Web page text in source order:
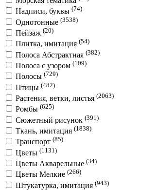
Надписи, буквы (74)
Однотонные (3538)
Пейзаж (20)
Плитка, имитация (54)
Полоса Абстрактная (382)
Полоса с узором (109)
Полосы (729)
Птицы (482)
Растения, ветки, листья (2063)
Ромбы (625)
Сюжетный рисунок (391)
Ткань, имитация (1838)
Транспорт (85)
Цветы (1131)
Цветы Акварельные (34)
Цветы Мелкие (266)
Штукатурка, имитация (943)